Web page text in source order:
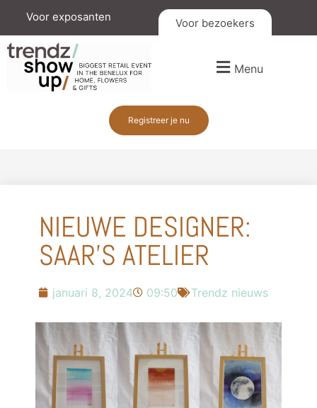
Voor exposanten Voor bezoekers
Menu
Registreer je nu
NIEUWE DESIGNER:
SAAR’S ATELIER
januari 8, 2024 09:50 Trendz nieuws